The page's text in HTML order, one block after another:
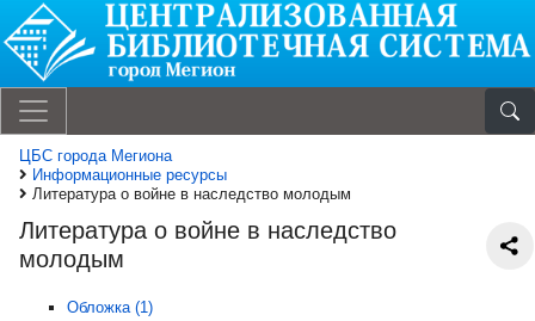
ЦБС города Мегиона
Информационные ресурсы
Литература о войне в наследство молодым
Литература о войне в наследство
молодым
Обложка (1)